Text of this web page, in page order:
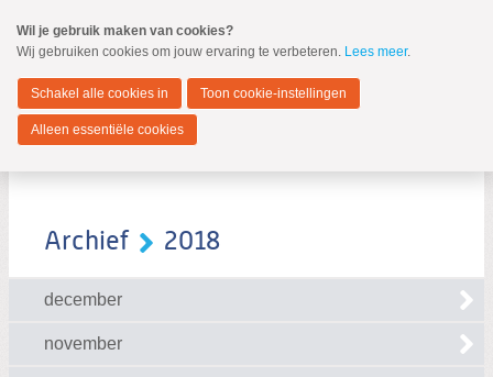
naar
Spring
de
inhoud
Spring
naar
Zwijndrecht
MENU
Zoeken:
Archief 2018
december
november
Wil je gebruik maken van cookies?
Wij gebruiken cookies om jouw ervaring te verbeteren. Lees meer.
Schakel alle cookies in Toon cookie-instellingen
Alleen essentiële cookies